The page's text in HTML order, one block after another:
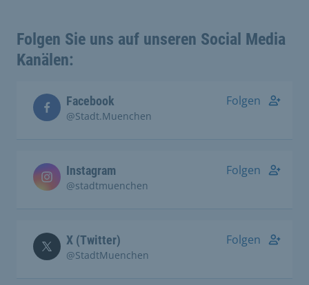
Folgen Sie uns auf unseren Social Media
Kanälen:
Facebook
@Stadt.Muenchen
Folgen
Instagram
@stadtmuenchen
Folgen
X (Twitter)
@StadtMuenchen
Folgen